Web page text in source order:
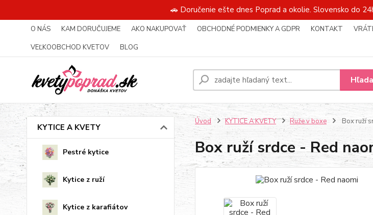
🚗 Doručenie ešte dnes Poprad a okolie. Slovensko do
O NÁS KAM DORUČUJEME AKO NAKUPOVAŤ OBCHODNÉ PODMIENKY A GDPR KONTAKT
VEĽKOOBCHOD KVETOV
BLOG
KYTICE A KVETY
Pestré kytice
Kytice z ruží
Kytice z karafiátov
Úvod KYTICE A KVETY Ruže v boxe Box ruží
Box ruží srdce - Red